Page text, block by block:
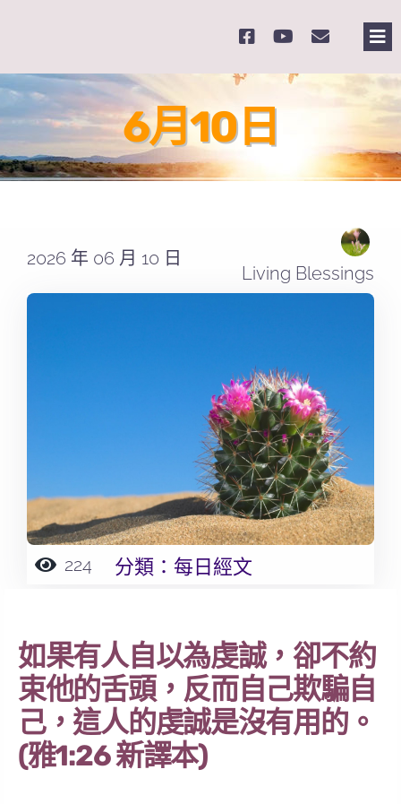
content
6月10日
2026 年 06 月 10 日
Living Blessings
224 分類： 每日經文
如果有人自以為虔誠，卻不約
束他的舌頭，反而自己欺騙自
己，這人的虔誠是沒有用的。
(雅1:26 新譯本)